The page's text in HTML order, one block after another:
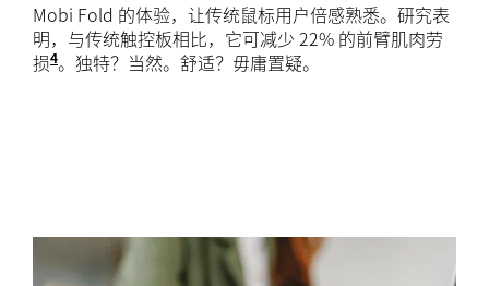
Mobi Fold 的体验，让传统鼠标用户倍感熟悉。研究表
明，与传统触控板相比，它可减少 22% 的前臂肌肉劳
损4罗技 ErgoLab 2025 年一项针对 30 人的研究表明，与
。独特？当然。舒适？毋庸置疑。